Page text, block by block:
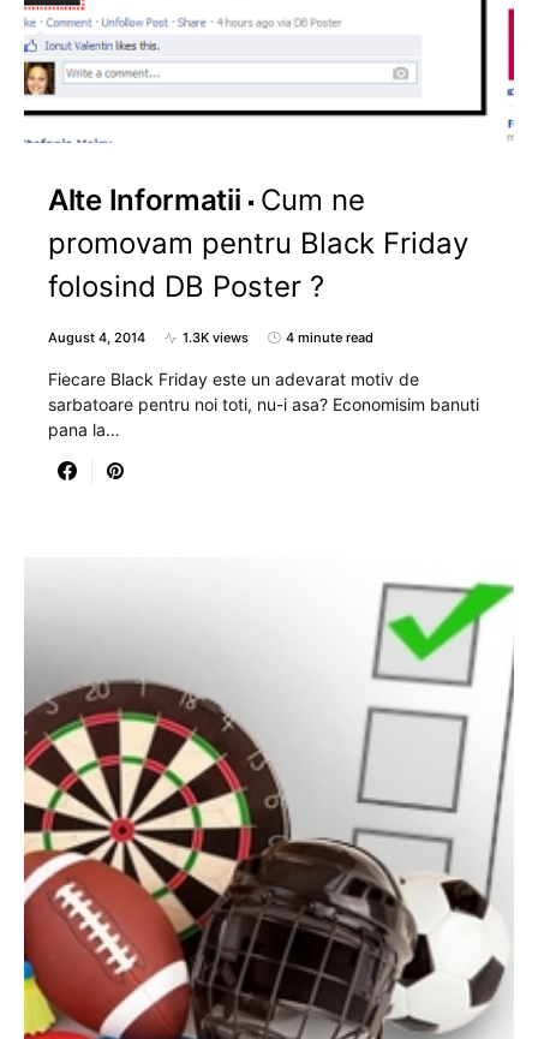
Alte Informatii
Cum ne
promovam pentru Black Friday
folosind DB Poster ?
August 4, 2014 1.3K views 4 minute read
Fiecare Black Friday este un adevarat motiv de
sarbatoare pentru noi toti, nu-i asa? Economisim banuti
pana la…